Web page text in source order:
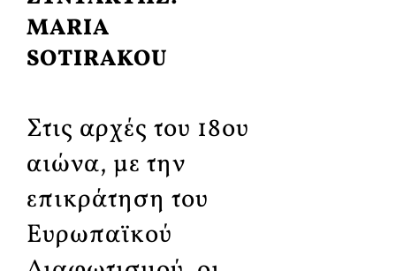
MARIA
SOTIRAKOU
Στις αρχές του 18ου
αιώνα, με την
επικράτηση του
Ευρωπαϊκού